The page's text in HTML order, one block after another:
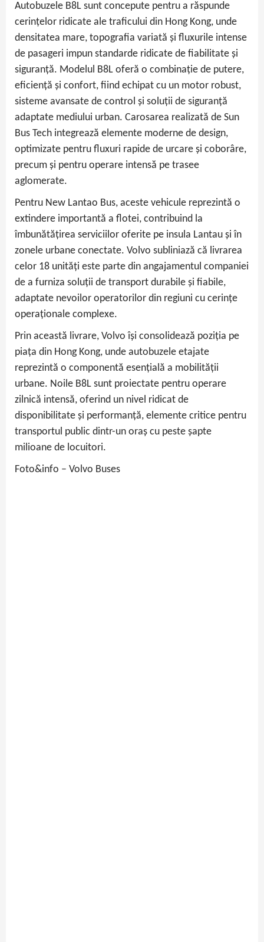
Autobuzele B8L sunt concepute pentru a răspunde
cerințelor ridicate ale traficului din Hong Kong, unde
densitatea mare, topografia variată și fluxurile intense
de pasageri impun standarde ridicate de fiabilitate și
siguranță. Modelul B8L oferă o combinație de putere,
eficiență și confort, fiind echipat cu un motor robust,
sisteme avansate de control și soluții de siguranță
adaptate mediului urban. Carosarea realizată de Sun
Bus Tech integrează elemente moderne de design,
optimizate pentru fluxuri rapide de urcare și coborâre,
precum și pentru operare intensă pe trasee
aglomerate.
Pentru New Lantao Bus, aceste vehicule reprezintă o
extindere importantă a flotei, contribuind la
îmbunătățirea serviciilor oferite pe insula Lantau și în
zonele urbane conectate. Volvo subliniază că livrarea
celor 18 unități este parte din angajamentul companiei
de a furniza soluții de transport durabile și fiabile,
adaptate nevoilor operatorilor din regiuni cu cerințe
operaționale complexe.
Prin această livrare, Volvo își consolidează poziția pe
piața din Hong Kong, unde autobuzele etajate
reprezintă o componentă esențială a mobilității
urbane. Noile B8L sunt proiectate pentru operare
zilnică intensă, oferind un nivel ridicat de
disponibilitate și performanță, elemente critice pentru
transportul public dintr-un oraș cu peste șapte
milioane de locuitori.
Foto&info – Volvo Buses